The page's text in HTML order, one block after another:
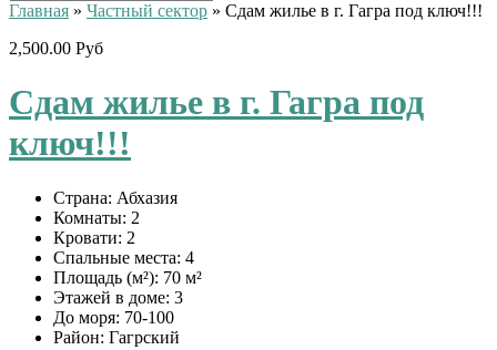
Главная » Частный сектор » Сдам жилье в г. Гагра под ключ!!!
2,500.00 Руб
Сдам жилье в г. Гагра под
ключ!!!
Страна: Абхазия
Комнаты: 2
Кровати: 2
Спальные места: 4
Площадь (м²): 70 м²
Этажей в доме: 3
До моря: 70-100
Район: Гагрский